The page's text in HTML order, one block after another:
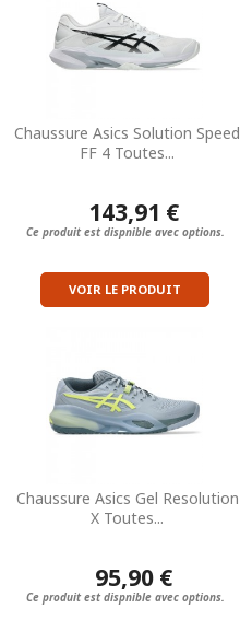
Chaussure Asics Solution Speed
FF 4 Toutes...
143,91 €
Ce produit est dispnible avec options.
VOIR LE PRODUIT
Chaussure Asics Gel Resolution
X Toutes...
95,90 €
Ce produit est dispnible avec options.